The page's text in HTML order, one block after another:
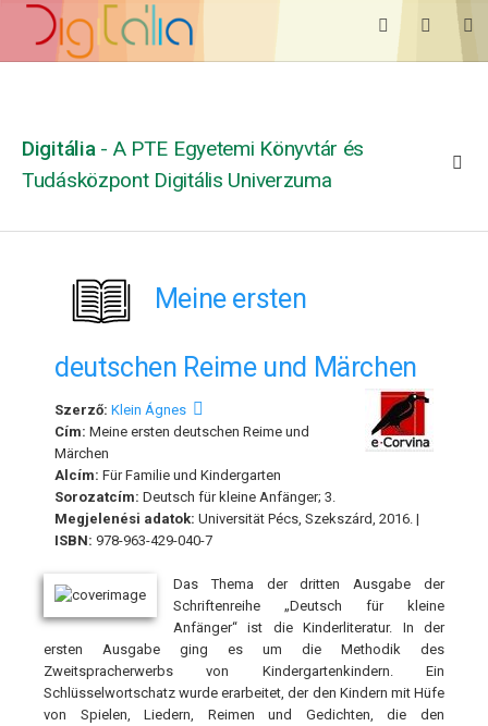
Digitália - A PTE Egyetemi Könyvtár és
Tudásközpont Digitális Univerzuma
Meine ersten
deutschen Reime und Märchen
Szerző: Klein Ágnes
Cím: Meine ersten deutschen Reime und
Märchen
Alcím: Für Familie und Kindergarten
Sorozatcím: Deutsch für kleine Anfänger; 3.
Megjelenési adatok: Universität Pécs, Szekszárd, 2016. |
ISBN: 978-963-429-040-7
Das Thema der dritten Ausgabe der
Schriftenreihe „Deutsch für kleine
Anfänger“ ist die Kinderliteratur. In der
ersten Ausgabe ging es um die Methodik des
Zweitspracherwerbs von Kindergartenkindern. Ein
Schlüsselwortschatz wurde erarbeitet, der den Kindern mit Hüfe
von Spielen, Liedern, Reimen und Gedichten, die den